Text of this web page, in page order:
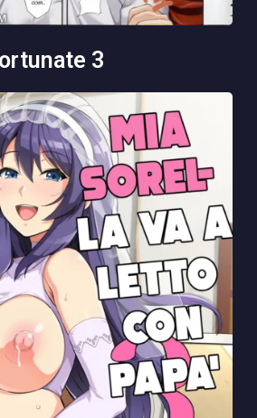
3